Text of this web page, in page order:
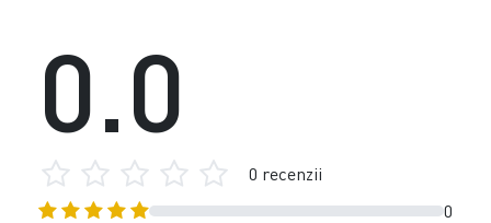
0
0.0
0 recenzii